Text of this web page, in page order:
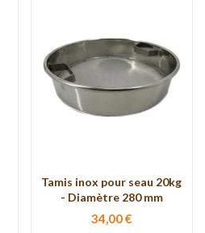
Tamis inox pour seau 20kg
- Diamètre 280 mm
34,00 €